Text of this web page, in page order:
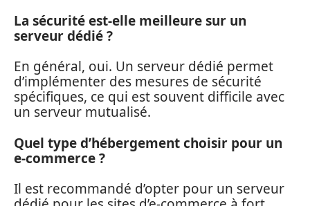
La sécurité est-elle meilleure sur un
serveur dédié ?
En général, oui. Un serveur dédié permet
d’implémenter des mesures de sécurité
spécifiques, ce qui est souvent difficile avec
un serveur mutualisé.
Quel type d’hébergement choisir pour un
e-commerce ?
Il est recommandé d’opter pour un serveur